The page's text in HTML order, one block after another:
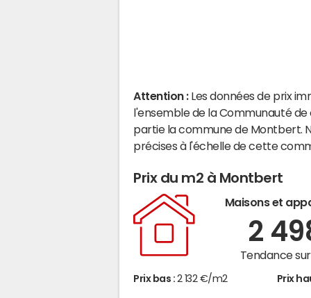
Attention : Les données de prix
l'ensemble de la Communauté
partie la commune de Montbert.
précises à l'échelle de cette
Prix du m2 à Montbert
Maisons et
2
Tendance
Prix bas : 2 132 €/m2 Prix